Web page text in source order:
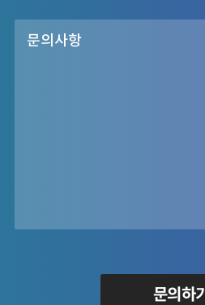
문의하기